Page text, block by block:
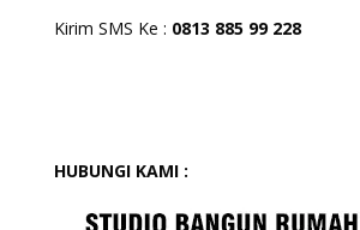
Kirim SMS Ke : 0813 885 99 228
HUBUNGI KAMI :